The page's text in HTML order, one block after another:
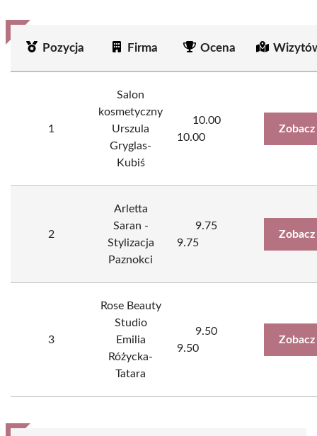
Pozycja Firma Ocena
1
Salon
kosmetyczny
Urszula
Gryglas-
Kubiś
10.00
10.00
2
Arletta
Saran -
Stylizacja
Paznokci
9.75
9.75
3
Rose Beauty
Studio
Emilia
Różycka-
Tatara
9.50
9.50